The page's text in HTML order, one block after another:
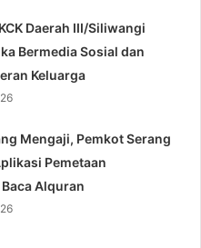
Daerah III/Siliwangi
Bermedia Sosial dan
Keluarga
Mengaji, Pemkot Serang
Pemetaan
Alquran